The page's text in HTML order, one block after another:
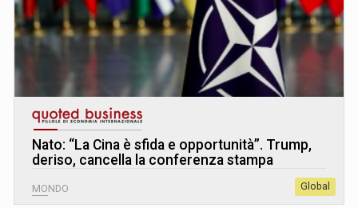
Nato: “La Cina è sfida e opportunità”. Trump,
deriso, cancella la conferenza stampa
MONDO Global